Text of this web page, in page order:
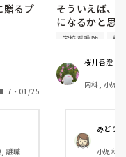
贈るプ
す
ム、
7 ・ 01/25
離職
そういえば、
になるかと思
皆さん使って
この中の結果
教えてくださ
②ワセリンベ
ンを含む)
③オイル系(液
学校看護師 養
桜井香澄
内科, 小児
みどり
小児科,